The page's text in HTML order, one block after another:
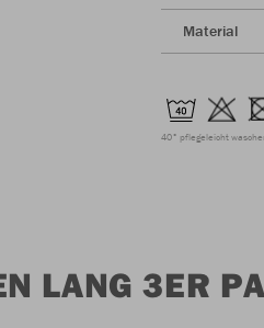
Material
40° pflegeleicht
LANG 3ER